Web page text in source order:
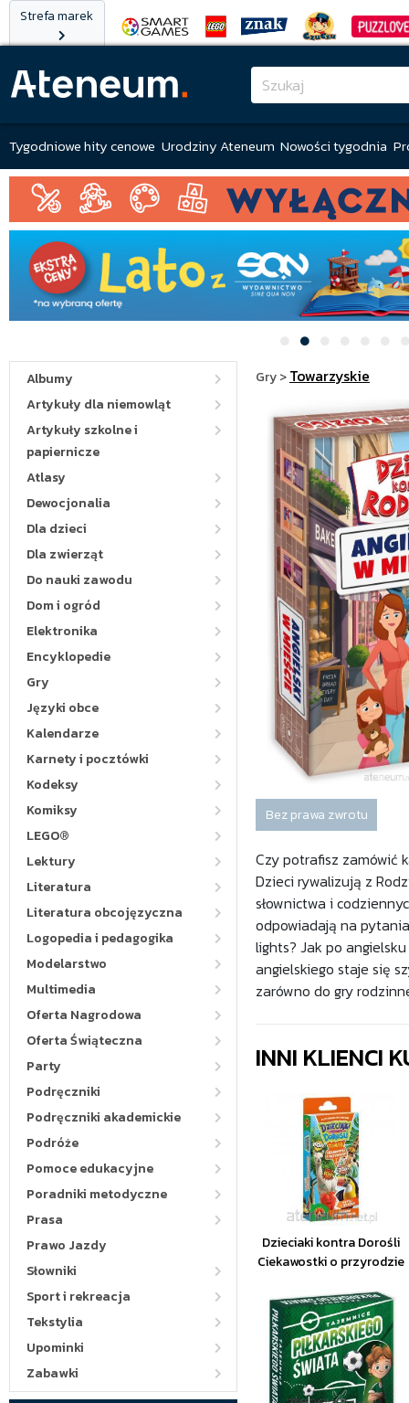
Strefa marek
Tygodniowe hity cenowe Urodziny Ateneum Nowości tygodnia
Albumy
Artykuły dla niemowląt
Artykuły szkolne i
papiernicze
Atlasy
Dewocjonalia
Dla dzieci
Dla zwierząt
Do nauki zawodu
Dom i ogród
Elektronika
Encyklopedie
Gry
Języki obce
Kalendarze
Karnety i pocztówki
Kodeksy
Komiksy
LEGO®
Lektury
Literatura
Literatura obcojęzyczna
Logopedia i pedagogika
Modelarstwo
Multimedia
Oferta Nagrodowa
Oferta Świąteczna
Party
Podręczniki
Podręczniki akademickie
Podróże
Pomoce edukacyjne
Poradniki metodyczne
Prasa
Prawo Jazdy
Słowniki
Sport i rekreacja
Tekstylia
Upominki
Zabawki
Gry>Towarzyskie
Bez prawa zwrotu
Czy potrafisz zamówić
Dzieci rywalizują z
słownictwa i
odpowiadają na
lights? Jak po
angielskiego staje się
zarówno do gry
INNI KLIENCI
Dzieciaki kontra Dorośli
Ciekawostki o przyrodzie